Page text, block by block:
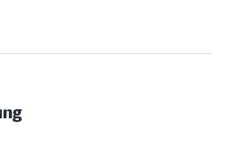
aus der Erde sprudelt, ist
und in Donaueschingen
Tageslicht kommt. Die